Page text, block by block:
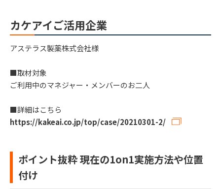
カケアイご活用企業
アステラス製薬株式会社様
■取材対象
ご利用中のマネジャー・メンバーのお二人
■詳細はこちら
https://kakeai.co.jp/top/case/20210301-2/
ポイント抜粋 現在の1on1実施方法や位置
付け